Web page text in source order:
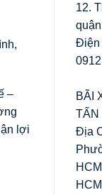
–
lợi
12.
Điện
BÃI
TẤN
Địa